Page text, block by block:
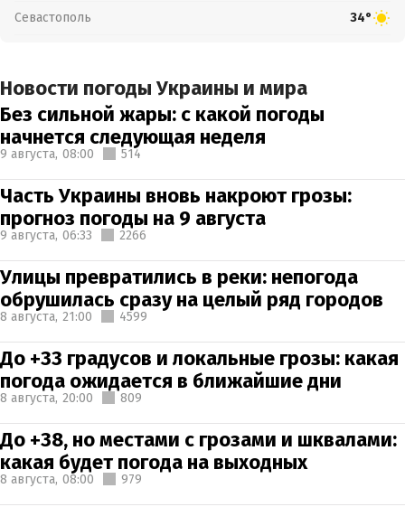
Севастополь 34°
Новости погоды Украины и мира
Без сильной жары: с какой погоды
начнется следующая неделя
9 августа, 08:00 514
Часть Украины вновь накроют грозы:
прогноз погоды на 9 августа
9 августа, 06:33 2266
Улицы превратились в реки: непогода
обрушилась сразу на целый ряд городов
8 августа, 21:00 4599
До +33 градусов и локальные грозы: какая
погода ожидается в ближайшие дни
8 августа, 20:00 809
До +38, но местами с грозами и шквалами:
какая будет погода на выходных
8 августа, 08:00 979